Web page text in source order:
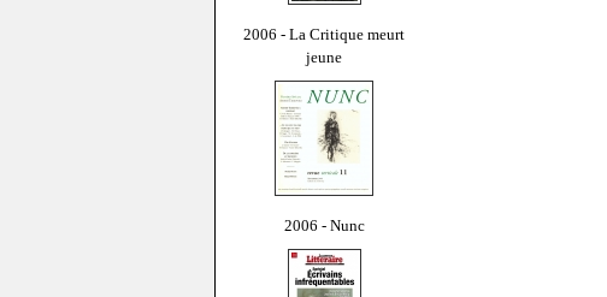
2006 - La Critique meurt
jeune
2006 - Nunc